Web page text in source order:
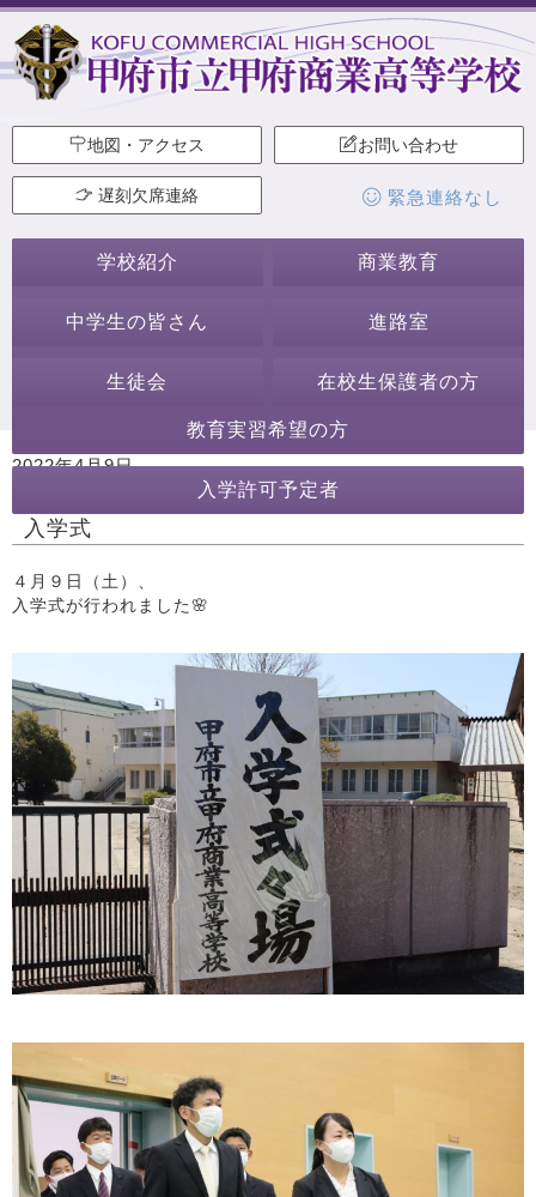
地図・アクセス お問い合わせ
遅刻欠席連絡 緊急連絡なし
学校紹介 商業教育
中学生の皆さん 進路室
生徒会 在校生保護者の方
教育実習希望の方
入学許可予定者
2022年4月9日
行事・活動 入学式 ホームページ作成委員会
入学式
４月９日（土）、
入学式が行われました🌸